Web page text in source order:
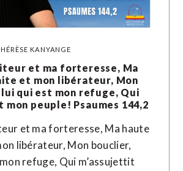
KANYANGE
et ma forteresse, Ma
et mon libérateur, Mon
qui est mon refuge, Qui
mon peuple! Psaumes 144,2
et ma forteresse, Ma haute
libérateur, Mon bouclier,
refuge, Qui m’assujettit